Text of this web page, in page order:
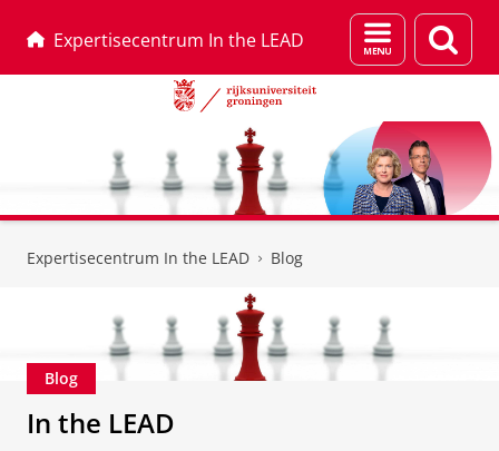
Expertisecentrum In the LEAD
Menu
en
Expertisecentrum In the LEAD Blog
Blog
In the LEAD